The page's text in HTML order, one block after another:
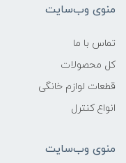
منوی وب‌سایت
تماس با ما
کل محصولات
قطعات لوازم خانگی
انواع کنترل
منوی وب‌سایت